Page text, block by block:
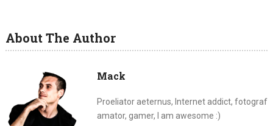
About The Author
Mack
Proeliator aeternus, Internet addict, fotograf
amator, gamer, I am awesome :)